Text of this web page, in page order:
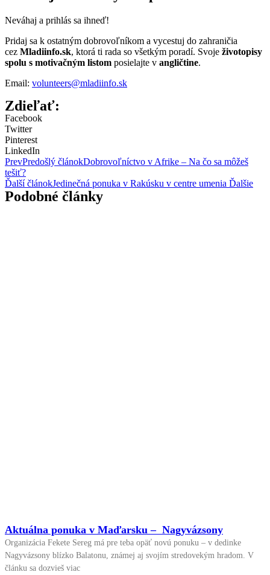
Neváhaj a prihlás sa ihneď!
Pridaj sa k ostatným dobrovoľníkom a vycestuj do zahraničia
cez Mladiinfo.sk, ktorá ti rada so všetkým poradí. Svoje životopisy
spolu s motivačným listom posielajte v angličtine.
Email: volunteers@mladiinfo.sk
Zdieľať:
Facebook
Twitter
Pinterest
LinkedIn
PrevPredošlý článokDobrovoľníctvo v Afrike – Na čo sa môžeš
tešiť?
Ďalší článokJedinečná ponuka v Rakúsku v centre umenia Ďalšie
Podobné články
Aktuálna ponuka v Maďarsku – Nagyvázsony
Organizácia Fekete Sereg má pre teba opäť novú ponuku – v dedinke
Nagyvázsony blízko Balatonu, známej aj svojím stredovekým hradom. V
článku sa dozvieš viac